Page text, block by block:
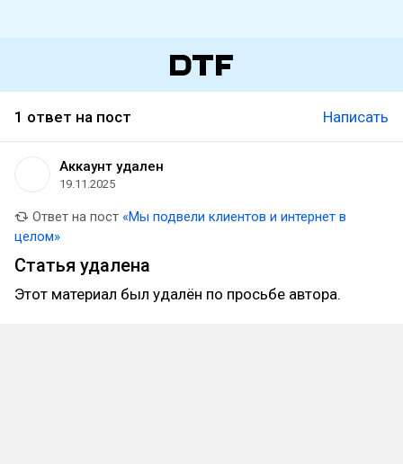
1 ответ на пост Написать
Аккаунт удален
19.11.2025
Ответ на пост «Мы подвели клиентов и интернет в
целом»
Статья удалена
Этот материал был удалён по просьбе автора.